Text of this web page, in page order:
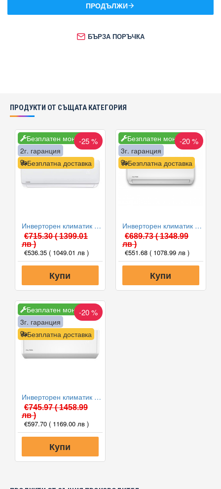
ПРОДЪЛЖИ
БЪРЗА ПОРЪЧКА
ПРОДУКТИ ОТ СЪЩАТА КАТЕГОРИЯ
Безплатен монтаж
Безплатна доставка
2г. гаранция
-25 %
Инверторен климатик Crown CIT-12FO62AS, 12 000 BTU, Клас A++
€715.30( 1399.01
лв )
€536.35 ( 1049.01 лв )
Купи
Безплатен монтаж
Безплатна доставка
3г. гаранция
-20 %
Инверторен климатик Alpin ASW-35ETE, Elite, WIFI, 12000 BTU, Клас А++
€689.73( 1348.99
лв )
€551.68 ( 1078.99 лв )
Купи
Безплатен монтаж
Безплатна доставка
3г. гаранция
-20 %
Инверторен климатик Alpin ASW-35PTT Pro, WIFI, 12000 BTU, Клас А++
€745.97( 1458.99
лв )
€597.70 ( 1169.00 лв )
Купи